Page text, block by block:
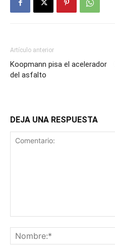
Artículo anterior
Koopmann pisa el acelerador
del asfalto
DEJA UNA RESPUESTA